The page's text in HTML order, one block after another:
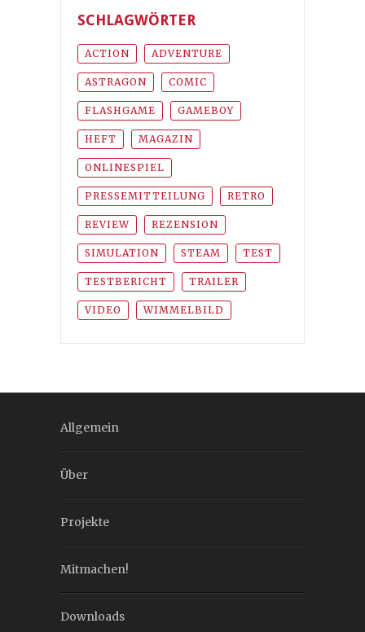
SCHLAGWÖRTER
ACTION ADVENTURE
ASTRAGON COMIC
FLASHGAME GAMEBOY
HEFT MAGAZIN
ONLINESPIEL
PRESSEMITTEILUNG RETRO
REVIEW REZENSION
SIMULATION STEAM TEST
TESTBERICHT TRAILER
VIDEO WIMMELBILD
Allgemein
Über
Projekte
Mitmachen!
Downloads